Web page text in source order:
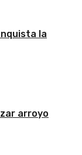
la
arroyo